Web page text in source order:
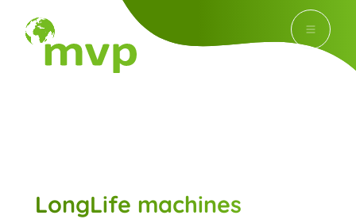
LongLife machines